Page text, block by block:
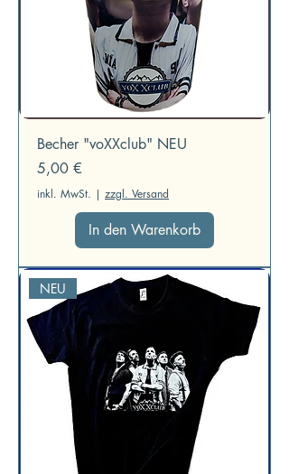
Becher "voXXclub" NEU
Preis
5,00 €
inkl. MwSt. | zzgl. Versand
In den Warenkorb
NEU